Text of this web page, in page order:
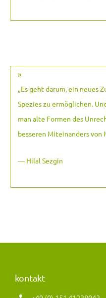
»
„Es geht darum, ein neues
Spezies zu ermöglichen.
man alte Formen des
besseren Miteinanders von
― Hilal Sezgin
kontakt